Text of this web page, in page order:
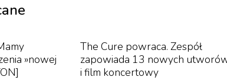
»nowej
The Cure powraca. Zespół
zapowiada 13 nowych
i film koncertowy